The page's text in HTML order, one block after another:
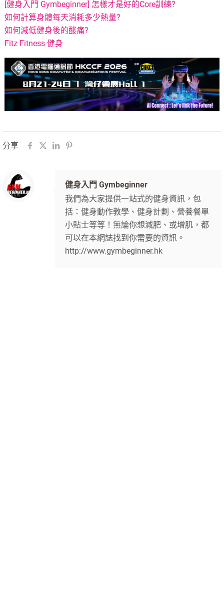
[健身入門 Gymbeginner] 怎樣才是好的Core訓練?
如何計算身體每天消耗多少熱量?
如何減低健身後的酸痛?
Fitz Fitness 健身
分享
健身入門 Gymbeginner
我們為大家提供一站式的健身資訊，包
括：健身動作教學、健身計劃、營養餐單
小貼士等等！無論你想減肥、或增肌，都
可以在本網誌找到你需要的資訊。
http://www.gymbeginner.hk